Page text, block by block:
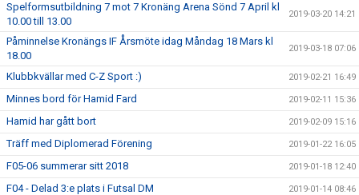
Spelformsutbildning 7 mot 7 Kronäng Arena Sönd 7 April kl
10.00 till 13.00
2019-03-20 14:21
Påminnelse Kronängs IF Årsmöte idag Måndag 18 Mars kl
18.00
2019-03-18 07:06
Klubbkvällar med C-Z Sport :) 2019-02-21 16:49
Minnes bord för Hamid Fard 2019-02-11 15:36
Hamid har gått bort 2019-02-09 15:16
Träff med Diplomerad Förening 2019-01-22 16:05
F05-06 summerar sitt 2018 2019-01-18 12:40
F04 - Delad 3:e plats i Futsal DM 2019-01-14 08:46